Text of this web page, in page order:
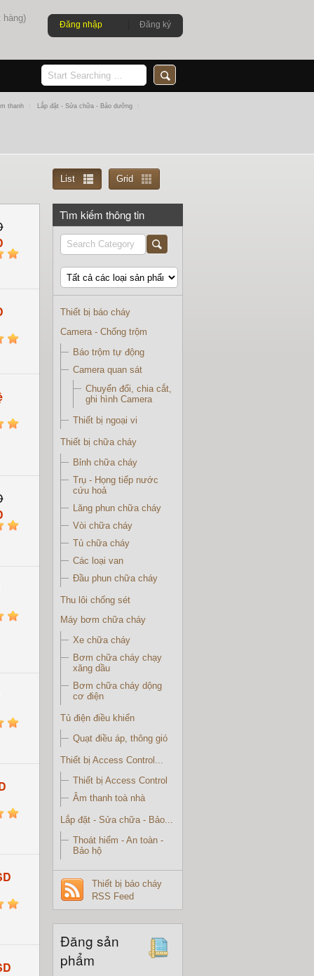
hàng)
Đăng nhập Đăng ký
thanh Lắp đặt - Sửa chữa - Bảo dưỡng
5
5
5
5
5
5
5
5
List Grid
Tìm kiếm thông tin
Thiết bị báo cháy
Camera - Chống trộm
Báo trộm tự động
Camera quan sát
Chuyển đổi, chia cắt,
ghi hình Camera
Thiết bị ngoại vi
Thiết bị chữa cháy
Bỉnh chữa cháy
Trụ - Họng tiếp nước
cứu hoả
Lăng phun chữa cháy
Vòi chữa cháy
Tủ chữa cháy
Các loại van
Đầu phun chữa cháy
Thu lôi chống sét
Máy bơm chữa cháy
Xe chữa cháy
Bơm chữa cháy chạy
xăng dầu
Bơm chữa cháy dộng
cơ điện
Tủ điện điều khiển
Quạt điều áp, thông gió
Thiết bị Access Control...
Thiết bị Access Control
Âm thanh toà nhà
Lắp đặt - Sửa chữa - Bảo...
Thoát hiểm - An toàn -
Bảo hộ
Thiết bị báo cháy
RSS Feed
Đăng sản
phẩm